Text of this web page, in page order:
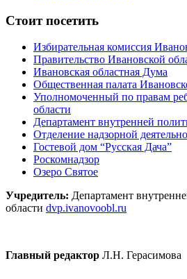
Стоит посетить
Избирательная комиссия
Правительство Ивановской
Ивановская областная Дума
Общественная палата
Уполномоченный по правам
области
Департамент внутренней
Отделение надзорной
Гостевой дом “Русская Дача”
Роскомнадзор
Озеро Святое
Учредитель: Департамент
области dvp.ivanovoobl.ru
Главный редактор Л.Н. Герасимова